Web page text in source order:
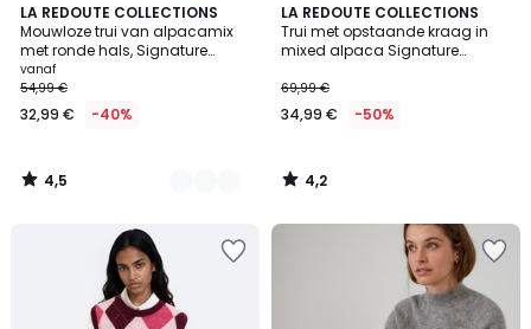
LA REDOUTE COLLECTIONS
Mouwloze trui van alpacamix
met ronde hals, Signature
ANETTE
vanaf
54,99 €
32,99 € -40%
4,5
/ 5
5
Kleuren
4,5
/
LA REDOUTE COLLECTIONS
Trui met opstaande kraag in
mixed alpaca Signature
69,99 €
34,99 € -50%
4,2
/ 5
4,2
/